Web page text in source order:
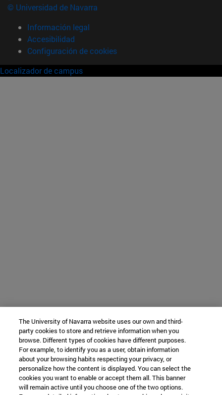
© Universidad de Navarra
Información legal
Accesibilidad
Configuración de cookies
Localizador de campus
The University of Navarra website uses our own and third-
party cookies to store and retrieve information when you
browse. Different types of cookies have different purposes.
For example, to identify you as a user, obtain information
about your browsing habits respecting your privacy, or
personalize how the content is displayed. You can select the
cookies you want to enable or accept them all. This banner
will remain active until you choose one of the two options.